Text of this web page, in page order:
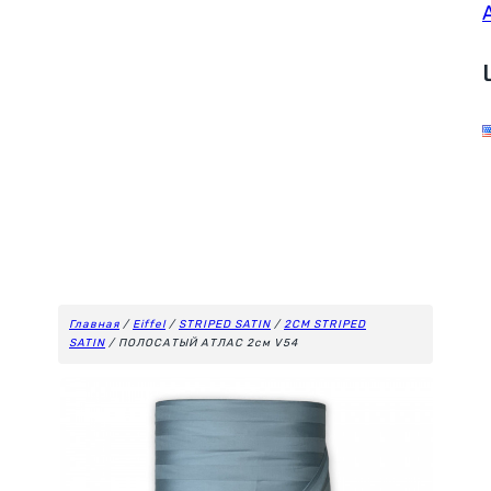
Главная / Eiffel/ STRIPED SATIN / 2CM STRIPED
SATIN / ПОЛОСАТЫЙ АТЛАС 2см V54